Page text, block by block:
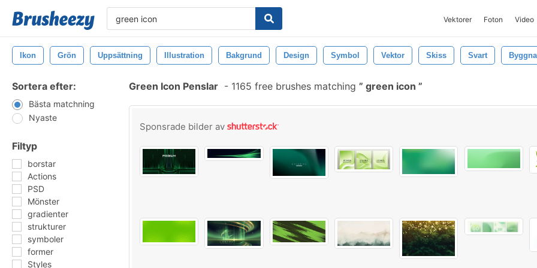
Vektorer Foton Video
Ikon Grön Uppsättning Illustration Bakgrund Design Symbol Vektor Skiss Svart
Sortera efter:
Bästa matchning
Nyaste
Filtyp
borstar
Actions
PSD
Mönster
gradienter
strukturer
symboler
former
Styles
Green Icon Penslar - 1165 free brushes matching green icon
Sponsrade bilder av